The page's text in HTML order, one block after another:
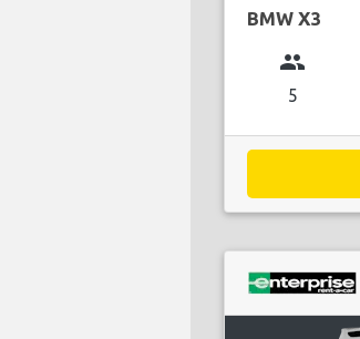
BMW X3
group
5